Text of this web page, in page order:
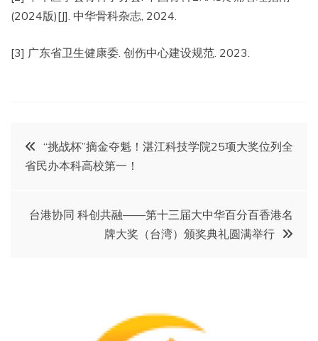
(2024版)[J]. 中华骨科杂志, 2024.
[3] 广东省卫生健康委. 创伤中心建设规范. 2023.
文
章
导
“挑战杯”摘金夺魁！湛江科技学院25项大奖位列全
省民办本科高校第一！
台港协同 科创共融——第十三届大中华百分百香港名
牌大奖（台湾）颁奖典礼圆满举行